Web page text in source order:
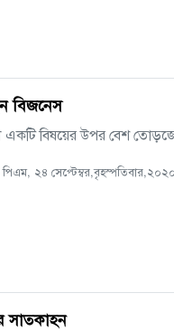
বিজনেস
বিষয়ের উপর বেশ তোড়জোড়
২৪ সেপ্টেম্বর,বৃহস্পতিবার,২০২০
সাতকাহন